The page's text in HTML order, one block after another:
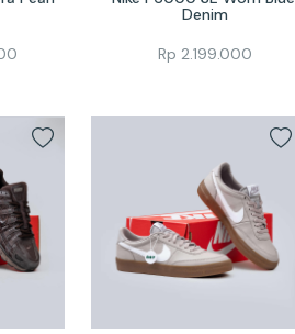
Denim
Rp 2.199.000